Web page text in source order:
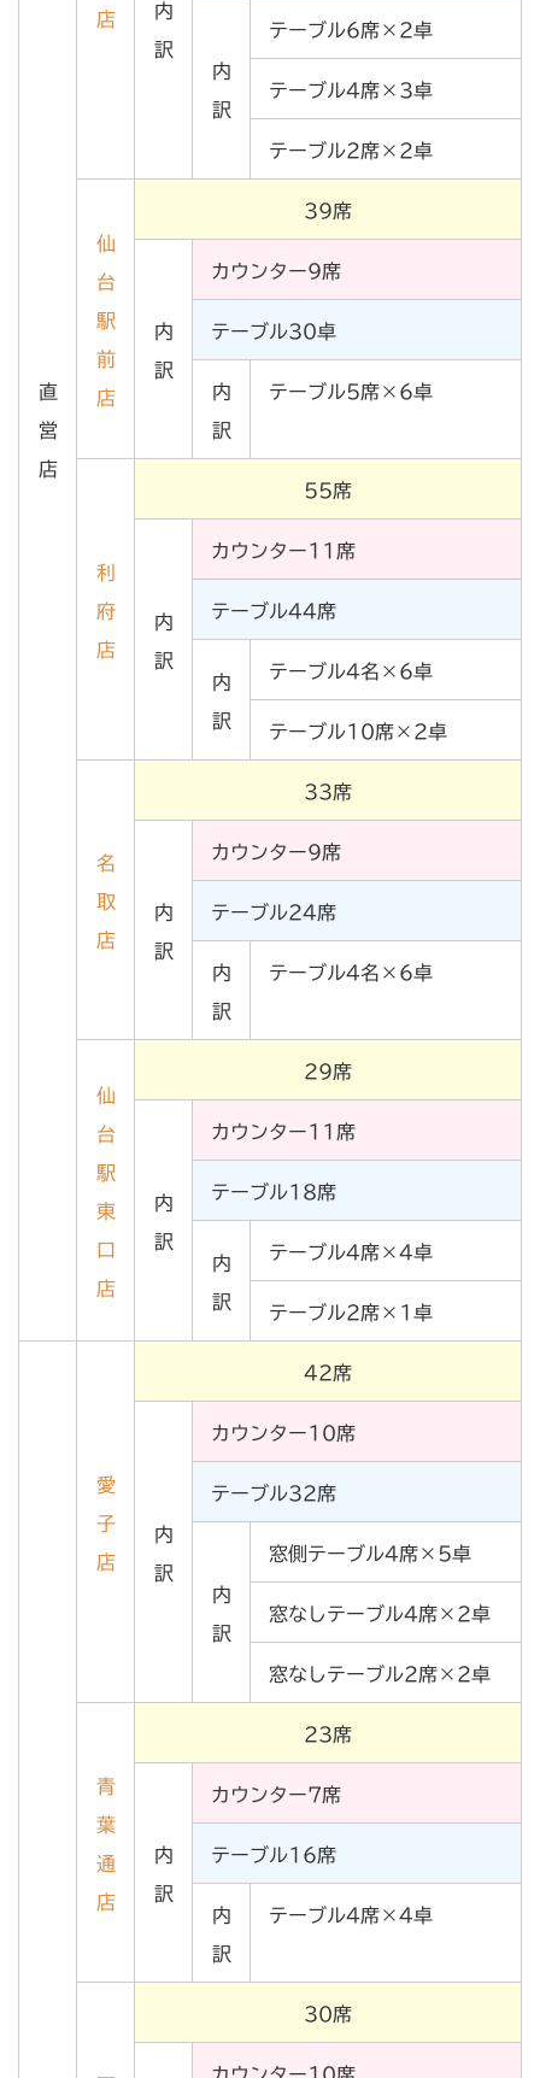
直
営
店
店
内
訳
内
訳
テーブル6席×2卓
テーブル4席×3卓
テーブル2席×2卓
仙
台
駅
前
店
39席
内
訳
カウンター9席
テーブル30卓
内
訳
テーブル5席×6卓
利
府
店
55席
内
訳
カウンター11席
テーブル44席
内
訳
テーブル4名×6卓
テーブル10席×2卓
名
取
店
33席
内
訳
カウンター9席
テーブル24席
内
訳
テーブル4名×6卓
仙
台
駅
東
口
店
29席
内
訳
カウンター11席
テーブル18席
内
訳
テーブル4席×4卓
テーブル2席×1卓
愛
子
店
42席
内
訳
カウンター10席
テーブル32席
内
訳
窓側テーブル4席×5卓
窓なしテーブル4席×2卓
窓なしテーブル2席×2卓
青
葉
通
店
23席
内
訳
カウンター7席
テーブル16席
内
訳
テーブル4席×4卓
30席